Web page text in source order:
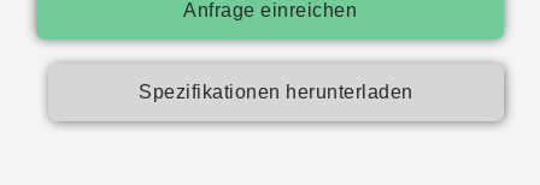
Anfrage einreichen
Spezifikationen herunterladen